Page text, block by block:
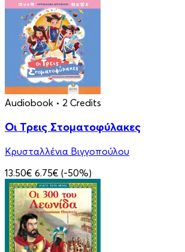
Audiobook • 2 Credits
Οι Τρεις Στοματοφύλακες
Κρυσταλλένια Βιγγοπούλου
13.50€ 6.75€ (-50%)